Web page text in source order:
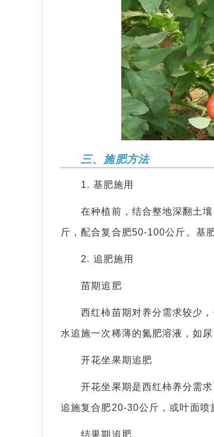
三、施肥方法
1. 基肥施用
在种植前，结合整地深翻土壤
斤，配合复合肥50-100公斤。基
2. 追肥施用
苗期追肥
西红柿苗期对养分需求较少，
水追施一次稀薄的氮肥溶液，如尿
开花坐果期追肥
开花坐果期是西红柿养分需求
追施复合肥20-30公斤，或叶面喷
结果期追肥